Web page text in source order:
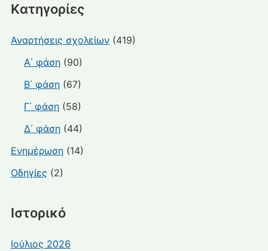
Kατηγορίες
Αναρτήσεις σχολείων(419)
Α΄ φάση(90)
Β΄ φάση(67)
Γ΄ φάση(58)
Δ΄ φάση(44)
Ενημέρωση(14)
Οδηγίες (2)
Ιστορικό
Ιούλιος 2026